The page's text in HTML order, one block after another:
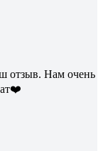
отзыв. Нам очень